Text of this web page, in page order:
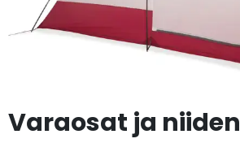
Varaosat ja niiden